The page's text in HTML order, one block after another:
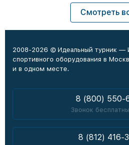
Смотреть
2008-2026 © Идеальный турник —
спортивного оборудования в
и в одном месте.
8 (800) 550-
Звонок
8 (812) 416-